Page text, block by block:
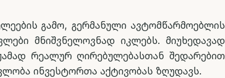
გამო, გერმანული ავტომწარმოებლის
მნიშვნელოვნად იკლებს. მიუხედავად
რეალურ ღირებულებასთან შედარებით
ინვესტორთა აქტივობას ზღუდავს.